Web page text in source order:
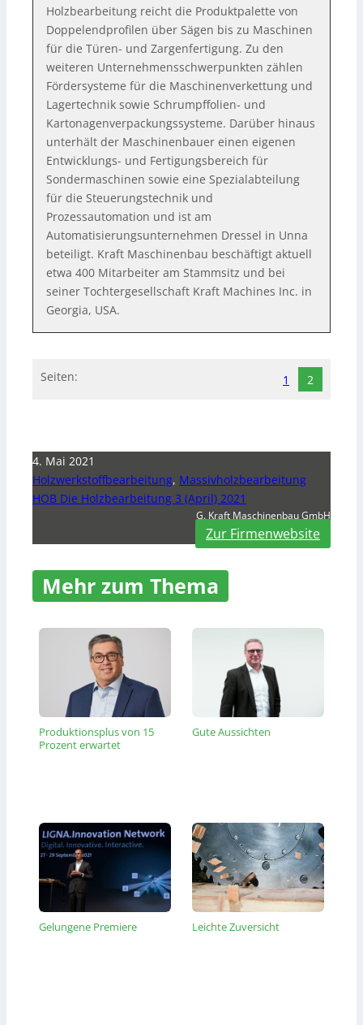
Holzbearbeitung reicht die Produktpalette von
Doppelendprofilen über Sägen bis zu Maschinen
für die Türen- und Zargenfertigung. Zu den
weiteren Unternehmensschwerpunkten zählen
Fördersysteme für die Maschinenverkettung und
Lagertechnik sowie Schrumpffolien- und
Kartonagenverpackungssysteme. Darüber hinaus
unterhält der Maschinenbauer einen eigenen
Entwicklungs- und Fertigungsbereich für
Sondermaschinen sowie eine Spezialabteilung
für die Steuerungstechnik und
Prozessautomation und ist am
Automatisierungsunternehmen Dressel in Unna
beteiligt. Kraft Maschinenbau beschäftigt aktuell
etwa 400 Mitarbeiter am Stammsitz und bei
seiner Tochtergesellschaft Kraft Machines Inc. in
Georgia, USA.
Seiten: 1 2
4. Mai 2021
Holzwerkstoffbearbeitung, Massivholzbearbeitung
HOB Die Holzbearbeitung 3 (April) 2021
G. Kraft Maschinenbau GmbH
Zur Firmenwebsite
Mehr zum Thema
Produktionsplus von 15
Prozent erwartet
Gute Aussichten
Gelungene Premiere Leichte Zuversicht